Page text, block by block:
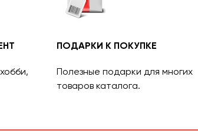
ПОДАРКИ К ПОКУПКЕ
Полезные подарки для многих
товаров каталога.